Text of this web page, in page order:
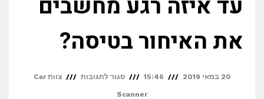
את האיחור בטיסה?
20 במאי 2019 15:46 סגור לתגובות על צוות Car
Scanner